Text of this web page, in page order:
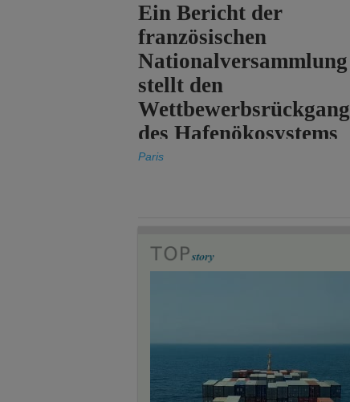
Ein Bericht der
französischen
Nationalversammlung
stellt den
Wettbewerbsrückgang
des Hafenökosystems
des Staates fest.
Paris